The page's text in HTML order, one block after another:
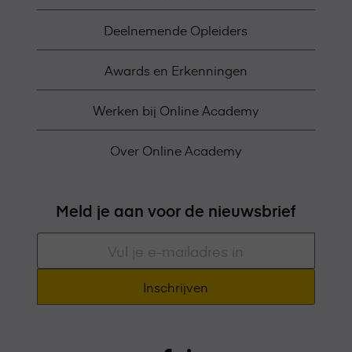
Deelnemende Opleiders
Awards en Erkenningen
Werken bij Online Academy
Over Online Academy
Meld je aan voor de nieuwsbrief
*